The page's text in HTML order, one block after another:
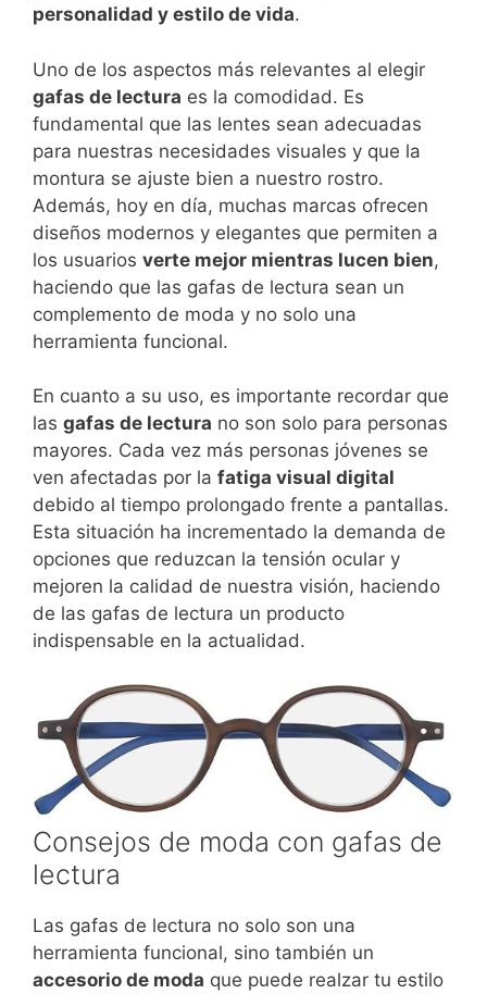
personalidad y estilo de vida.
Uno de los aspectos más relevantes al elegir
gafas de lectura es la comodidad. Es
fundamental que las lentes sean adecuadas
para nuestras necesidades visuales y que la
montura se ajuste bien a nuestro rostro.
Además, hoy en día, muchas marcas ofrecen
diseños modernos y elegantes que permiten a
los usuarios verte mejor mientras lucen bien,
haciendo que las gafas de lectura sean un
complemento de moda y no solo una
herramienta funcional.
En cuanto a su uso, es importante recordar que
las gafas de lectura no son solo para personas
mayores. Cada vez más personas jóvenes se
ven afectadas por la fatiga visual digital
debido al tiempo prolongado frente a pantallas.
Esta situación ha incrementado la demanda de
opciones que reduzcan la tensión ocular y
mejoren la calidad de nuestra visión, haciendo
de las gafas de lectura un producto
indispensable en la actualidad.
Consejos de moda con gafas de
lectura
Las gafas de lectura no solo son una
herramienta funcional, sino también un
accesorio de moda que puede realzar tu estilo